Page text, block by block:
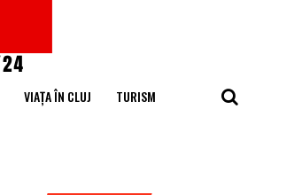
VIAȚA ÎN CLUJ TURISM